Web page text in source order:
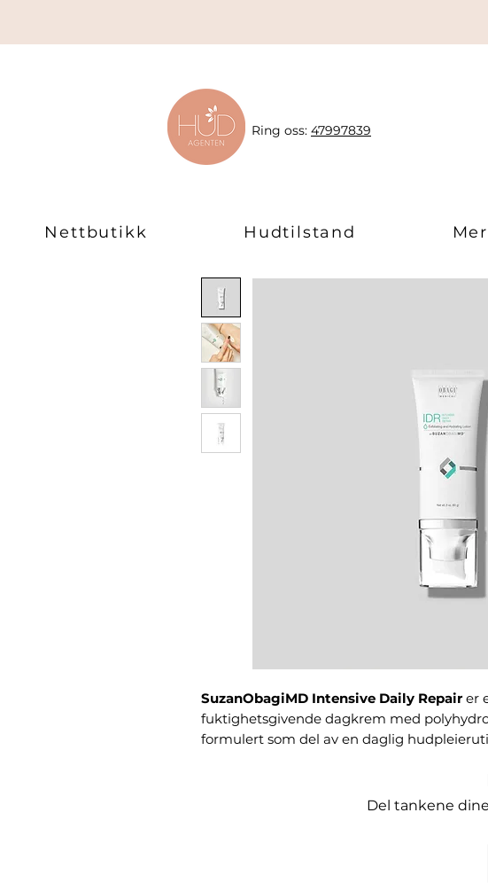
Ring oss: 47997839
Nettbutikk Hudtilstand
SuzanObagiMD Intensive Daily Repairer
fuktighetsgivende dagkrem med
formulert som del av en daglig
Tilsatt retinal, tetrahexyldecyl
Del tankene